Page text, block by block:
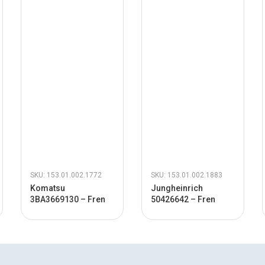
SKU: 153.01.002.1772
Komatsu
3BA3669130 – Fren
SKU: 153.01.002.1883
Jungheinrich
50426642 – Fren